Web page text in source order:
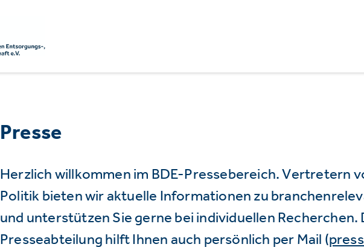
Presse
Herzlich willkommen im BDE-Pressebereich. Vertretern
Politik bieten wir aktuelle Informationen zu
und unterstützen Sie gerne bei individuellen Recherchen.
Presseabteilung hilft Ihnen auch persönlich per Mail (